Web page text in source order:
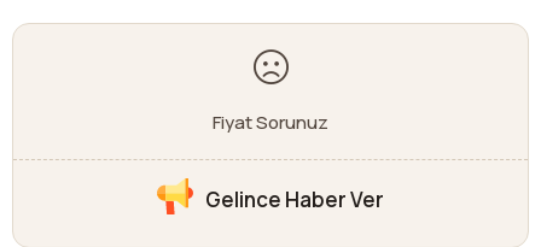
Fiyat Sorunuz
Gelince Haber Ver